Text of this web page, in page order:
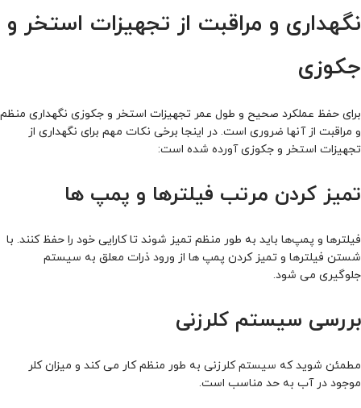
نگهداری و مراقبت از تجهیزات استخر و
جکوزی
برای حفظ عملکرد صحیح و طول عمر تجهیزات استخر و جکوزی نگهداری منظم
و مراقبت از آنها ضروری است. در اینجا برخی نکات مهم برای نگهداری از
تجهیزات استخر و جکوزی آورده شده است:
تمیز کردن مرتب فیلترها و پمپ‌ ها
فیلترها و پمپ‌ها باید به‌ طور منظم تمیز شوند تا کارایی خود را حفظ کنند. با
شستن فیلترها و تمیز کردن پمپ‌ ها از ورود ذرات معلق به سیستم
جلوگیری می‌ شود.
بررسی سیستم کلرزنی
مطمئن شوید که سیستم کلرزنی به‌ طور منظم کار می‌ کند و میزان کلر
موجود در آب به حد مناسب است.